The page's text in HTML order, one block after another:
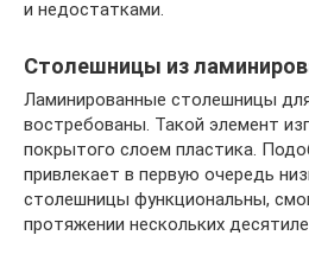
и недостатками.
Столешницы из
Ламинированные столешницы
востребованы. Такой элемент
покрытого слоем пластика.
привлекает в первую очередь
столешницы функциональны,
протяжении нескольких